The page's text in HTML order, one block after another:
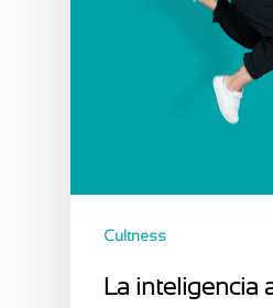
Cultness
La inteligencia